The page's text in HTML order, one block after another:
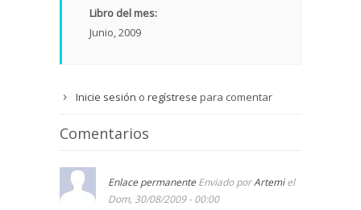
Libro del mes:
Junio, 2009
Inicie sesión o regístrese para comentar
Comentarios
Enlace permanente Enviado porArtemiel
Dom, 30/08/2009 - 00:00